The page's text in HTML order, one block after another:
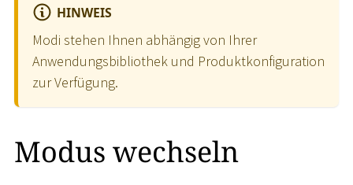
HINWEIS
Modi stehen Ihnen abhängig von Ihrer
Anwendungsbibliothek und Produktkonfiguration
zur Verfügung.
Modus wechseln